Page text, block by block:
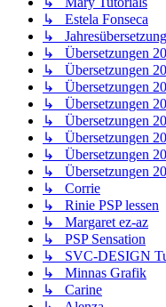
↳ Estela Fonseca
↳
↳ Übersetzungen
↳ Übersetzungen
↳ Übersetzungen
↳ Übersetzungen
↳ Übersetzungen
↳ Übersetzungen
↳ Übersetzungen
↳ Übersetzungen
↳ Corrie
↳ Rinie PSP lessen
↳ Margaret ez-az
↳ PSP Sensation
↳ SVC-DESIGN
↳ Minnas Grafik
↳ Carine